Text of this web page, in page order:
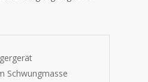
Schwungmasse